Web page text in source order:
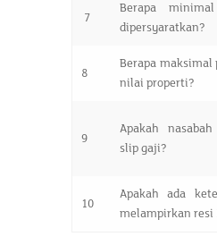
7
Berapa
dipersyaratkan?
8
Berapa maksimal
nilai properti?
9
Apakah
slip gaji?
10
Apakah ada
melampirkan resi